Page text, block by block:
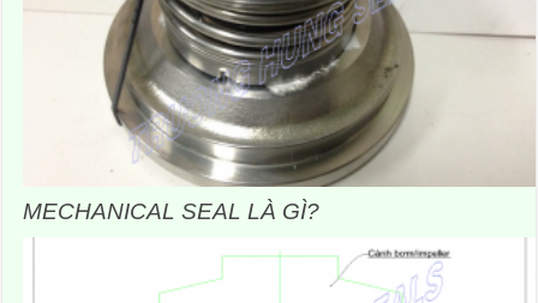
MECHANICAL SEAL LÀ GÌ?